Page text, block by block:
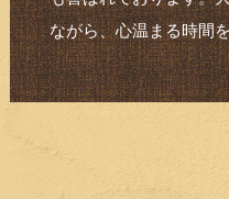
ながら、心温まる時間